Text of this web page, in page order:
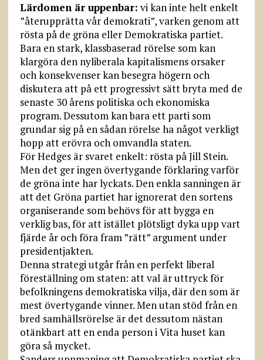
Lärdomen är uppenbar: vi kan inte helt enkelt
”återupprätta vår demokrati”, varken genom att
rösta på de gröna eller Demokratiska partiet.
Bara en stark, klassbaserad rörelse som kan
klargöra den nyliberala kapitalismens orsaker
och konsekvenser kan besegra högern och
diskutera att på ett progressivt sätt bryta med de
senaste 30 årens politiska och ekonomiska
program. Dessutom kan bara ett parti som
grundar sig på en sådan rörelse ha något verkligt
hopp att erövra och omvandla staten.
För Hedges är svaret enkelt: rösta på Jill Stein.
Men det ger ingen övertygande förklaring varför
de gröna inte har lyckats. Den enkla sanningen är
att det Gröna partiet har ignorerat den sortens
organiserande som behövs för att bygga en
verklig bas, för att istället plötsligt dyka upp vart
fjärde år och föra fram ”rätt” argument under
presidentjakten.
Denna strategi utgår från en perfekt liberal
föreställning om staten: att val är uttryck för
befolkningens demokratiska vilja, där den som är
mest övertygande vinner. Men utan stöd från en
bred samhällsrörelse är det dessutom nästan
otänkbart att en enda person i Vita huset kan
göra så mycket.